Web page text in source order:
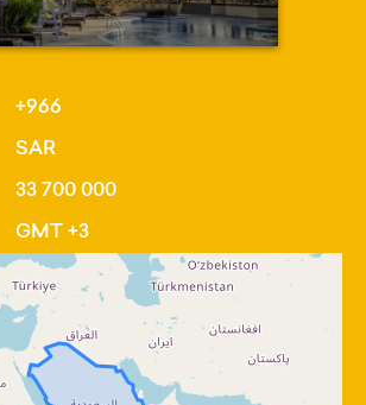
+966
SAR
33 700 000
GMT +3